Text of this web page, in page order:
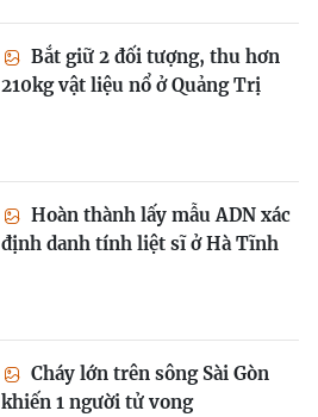
Bắt giữ 2 đối tượng, thu hơn
210kg vật liệu nổ ở Quảng Trị
Hoàn thành lấy mẫu ADN xác
định danh tính liệt sĩ ở Hà Tĩnh
Cháy lớn trên sông Sài Gòn
khiến 1 người tử vong